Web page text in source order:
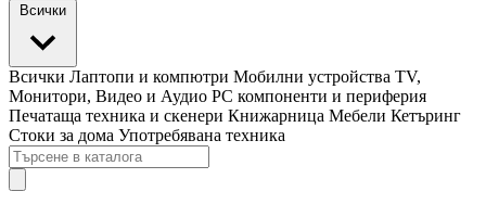
Всички
Всички Лаптопи и компютри Мобилни устройства TV,
Монитори, Видео и Аудио PC компоненти и периферия
Печатаща техника и скенери Книжарница Мебели Кетъринг
Стоки за дома Употребявана техника